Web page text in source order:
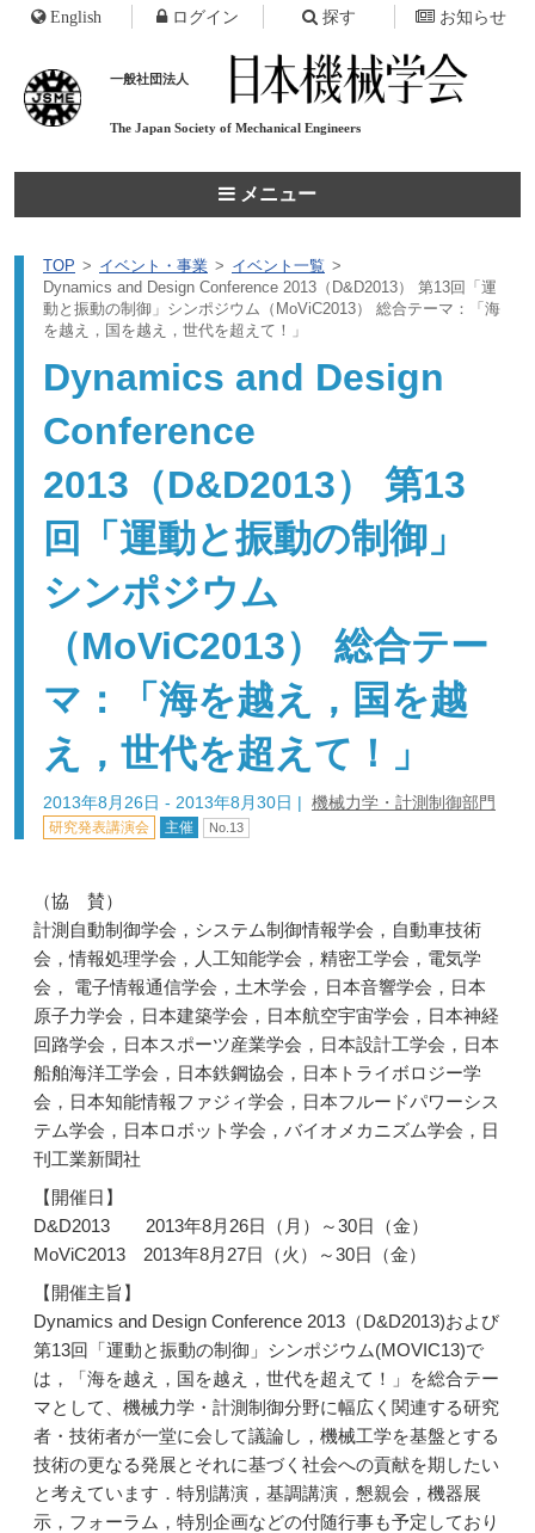
一般社団法人
The Japan Society of Mechanical Engineers
メニュー
English ログイン 探す お知らせ
TOP イベント・事業
イベント一覧
Dynamics and Design Conference 2013（D&D2013） 第13回「運
動と振動の制御」シンポジウム（MoViC2013） 総合テーマ：「海
を越え，国を越え，世代を超えて！」
Dynamics and Design
Conference
2013（D&D2013） 第13
回「運動と振動の制御」
シンポジウム
（MoViC2013） 総合テー
マ：「海を越え，国を越
え，世代を超えて！」
2013年8月26日 - 2013年8月30日 | 機械力学・計測制御部門
研究発表講演会 主催 No.13
（協 賛）
計測自動制御学会，システム制御情報学会，自動車技術
会，情報処理学会，人工知能学会，精密工学会，電気学
会， 電子情報通信学会，土木学会，日本音響学会，日本
原子力学会，日本建築学会，日本航空宇宙学会，日本神経
回路学会，日本スポーツ産業学会，日本設計工学会，日本
船舶海洋工学会，日本鉄鋼協会，日本トライボロジー学
会，日本知能情報ファジィ学会，日本フルードパワーシス
テム学会，日本ロボット学会，バイオメカニズム学会，日
刊工業新聞社
【開催日】
D&D2013 2013年8月26日（月）～30日（金）
MoViC2013 2013年8月27日（火）～30日（金）
【開催主旨】
Dynamics and Design Conference 2013（D&D2013)および
第13回「運動と振動の制御」シンポジウム(MOVIC13)で
は，「海を越え，国を越え，世代を超えて！」を総合テー
マとして、機械力学・計測制御分野に幅広く関連する研究
者・技術者が一堂に会して議論し，機械工学を基盤とする
技術の更なる発展とそれに基づく社会への貢献を期したい
と考えています．特別講演，基調講演，懇親会，機器展
示，フォーラム，特別企画などの付随行事も予定しており